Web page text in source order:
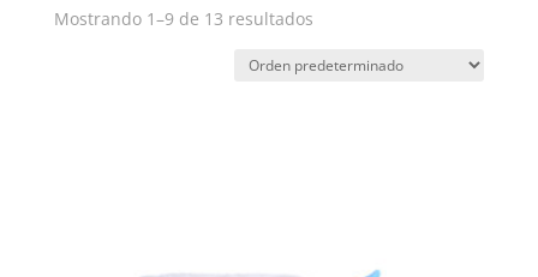
Mostrando 1–9 de 13 resultados